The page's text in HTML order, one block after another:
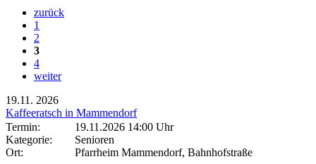
zurück
1
2
3
4
weiter
19.11. 2026
Kaffeeratsch in Mammendorf
Termin:
19.11.2026 14:00 Uhr
Kategorie:
Senioren
Ort:
Pfarrheim Mammendorf, Bahnhofstraße